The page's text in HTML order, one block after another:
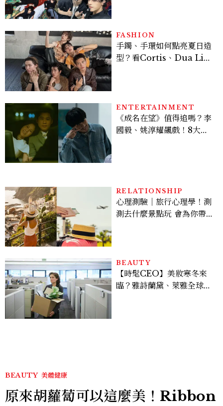
FASHION
手鐲、手環如何點亮夏日造
型？看Cortis、Dua Lip
ENTERTAINMENT
《成名在望》值得追嗎？李
國毅、姚淳耀飆戲！8大看
RELATIONSHIP
心理測驗｜旅行心理學！測
測去什麼景點玩 會為你帶來
BEAUTY
【時髦CEO】美妝寒冬來
臨？雅詩蘭黛、萊雅全球裁
BEAUTY 美體健康
原來胡蘿蔔可以這麼美！Ribbon